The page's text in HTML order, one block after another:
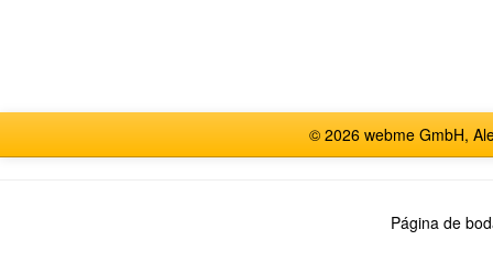
© 2026 webme GmbH,
Página de